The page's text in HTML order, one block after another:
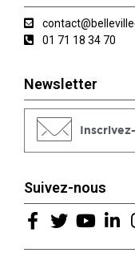
01 71 18 34 70
Newsletter
Suivez-nous